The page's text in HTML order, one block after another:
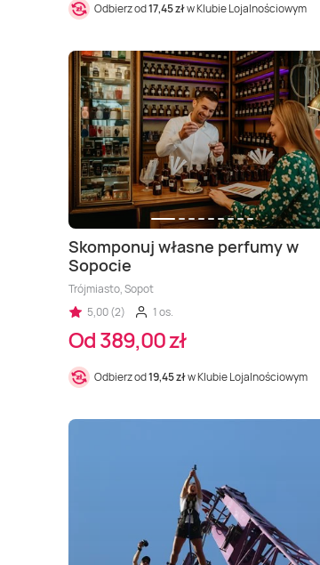
Odbierz od17,45 złw Klubie Lojalnościowym
Skomponuj własne perfumy w
Sopocie
Trójmiasto, Sopot
5,00 (2)
1 os.
Od 389,00 zł
Odbierz od19,45 złw Klubie Lojalnościowym